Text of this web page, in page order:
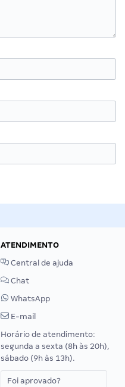
ATENDIMENTO
Central de ajuda
Chat
WhatsApp
E-mail
Horário de atendimento:
segunda a sexta (8h às 20h),
sábado (9h às 13h).
Foi aprovado?